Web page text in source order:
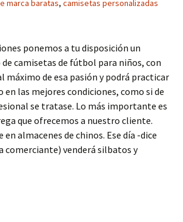
marca baratas, camisetas personalizadas
ponemos a tu disposición un
camisetas de fútbol para niños, con
máximo de esa pasión y podrá practicar
las mejores condiciones, como si de
se tratase. Lo más importante es
que ofrecemos a nuestro cliente.
en almacenes de chinos. Ese día -dice
comerciante) venderá silbatos y